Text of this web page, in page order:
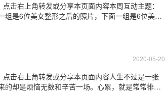
击右上角转发或分享本页面内容本周互动主题：
组是6位美女整形之后的照片，下面一组是6位美女
2020-05-20
点击右上角转发或分享本页面内容人生不过是一张
却是烦恼无数和辛苦一场。心累，就是常常徘徊